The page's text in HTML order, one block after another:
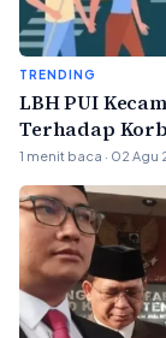
TRENDING
LBH PUI
Terhadap
Bertindak
1 menit baca · 02 Agu